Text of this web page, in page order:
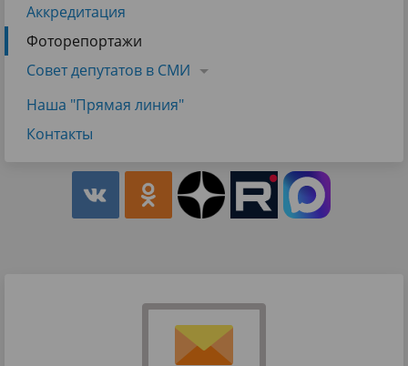
Аккредитация
Фоторепортажи
Совет депутатов в СМИ
Наша "Прямая линия"
Контакты